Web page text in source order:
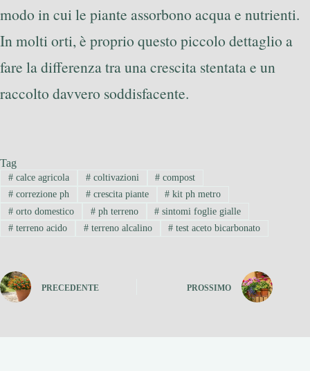
modo in cui le piante assorbono acqua e nutrienti.
In molti orti, è proprio questo piccolo dettaglio a
fare la differenza tra una crescita stentata e un
raccolto davvero soddisfacente.
Tag
#calce agricola #coltivazioni # compost
#correzione ph #crescita piante # kit ph metro
#orto domestico #ph terreno # sintomi foglie gialle
#terreno acido #terreno alcalino # test aceto bicarbonato
PRECEDENTE PROSSIMO